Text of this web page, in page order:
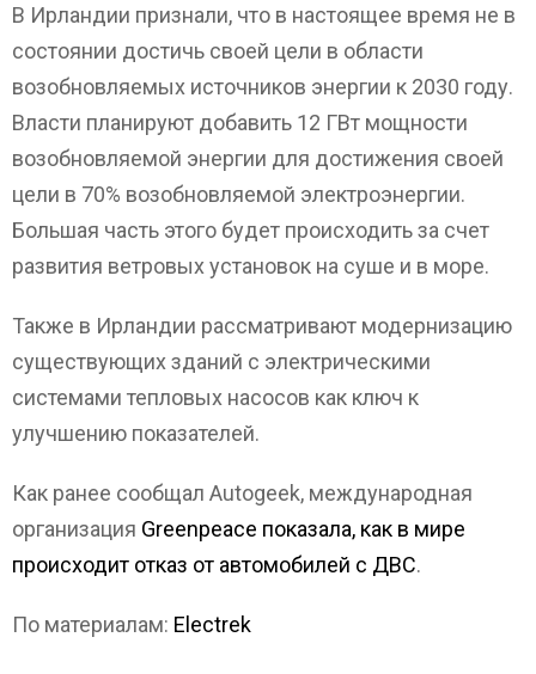
В Ирландии признали, что в настоящее время не в
состоянии достичь своей цели в области
возобновляемых источников энергии к 2030 году.
Власти планируют добавить 12 ГВт мощности
возобновляемой энергии для достижения своей
цели в 70% возобновляемой электроэнергии.
Большая часть этого будет происходить за счет
развития ветровых установок на суше и в море.
Также в Ирландии рассматривают модернизацию
существующих зданий с электрическими
системами тепловых насосов как ключ к
улучшению показателей.
Как ранее сообщал Autogeek, международная
организация Greenpeace показала, как в мире
происходит отказ от автомобилей с ДВС.
По материалам: Electrek